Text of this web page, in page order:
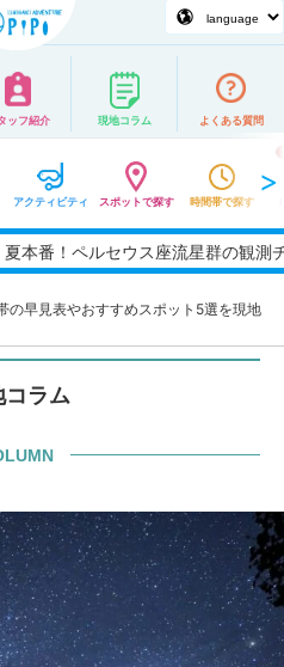
ッフ紹介 現地コラム よくある質問
アクティビティ スポットで探す 時間帯で探す
ス座流星群の観測チャンス★お昼
の早見表やおすすめスポット5選を現地
コラム